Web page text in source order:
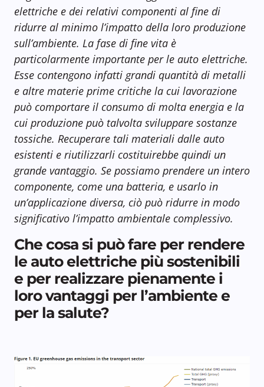
elettriche e dei relativi componenti al fine di
ridurre al minimo l’impatto della loro produzione
sull’ambiente. La fase di fine vita è
particolarmente importante per le auto elettriche.
Esse contengono infatti grandi quantità di metalli
e altre materie prime critiche la cui lavorazione
può comportare il consumo di molta energia e la
cui produzione può talvolta sviluppare sostanze
tossiche. Recuperare tali materiali dalle auto
esistenti e riutilizzarli costituirebbe quindi un
grande vantaggio. Se possiamo prendere un intero
componente, come una batteria, e usarlo in
un’applicazione diversa, ciò può ridurre in modo
significativo l’impatto ambientale complessivo.
Che cosa si può fare per rendere
le auto elettriche più sostenibili
e per realizzare pienamente i
loro vantaggi per l’ambiente e
per la salute?